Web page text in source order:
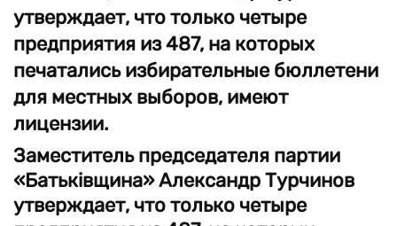
утверждает, что только четыре
предприятия из 487, на которых
печатались избирательные бюллетени
для местных выборов, имеют
лицензии.
Заместитель председателя партии
«Батьківщина» Александр Турчинов
утверждает, что только четыре